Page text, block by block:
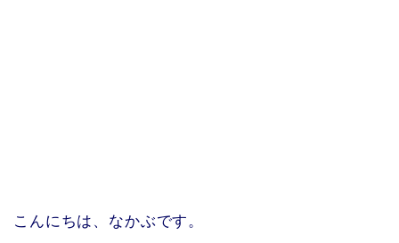
こんにちは、なかぶです。